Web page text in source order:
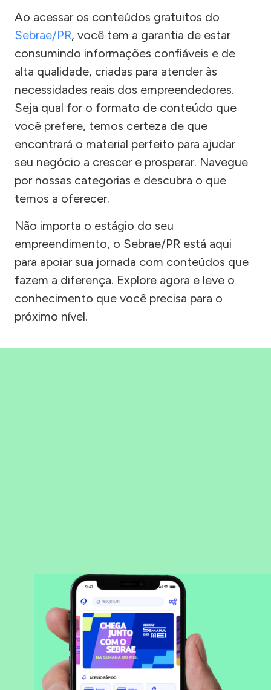
Ao acessar os conteúdos gratuitos do
Sebrae/PR, você tem a garantia de estar
consumindo informações confiáveis e de
alta qualidade, criadas para atender às
necessidades reais dos empreendedores.
Seja qual for o formato de conteúdo que
você prefere, temos certeza de que
encontrará o material perfeito para ajudar
seu negócio a crescer e prosperar. Navegue
por nossas categorias e descubra o que
temos a oferecer.
Não importa o estágio do seu
empreendimento, o Sebrae/PR está aqui
para apoiar sua jornada com conteúdos que
fazem a diferença. Explore agora e leve o
conhecimento que você precisa para o
próximo nível.